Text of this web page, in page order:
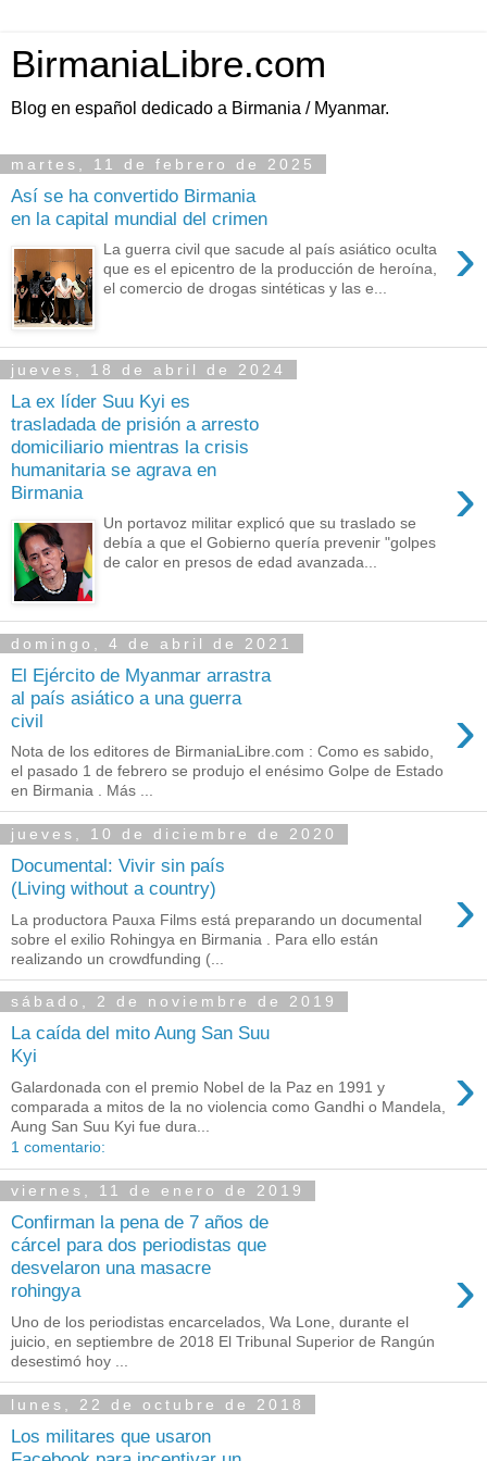
BirmaniaLibre.com
Blog en español dedicado a Birmania / Myanmar.
martes, 11 de febrero de 2025
Así se ha convertido Birmania
en la capital mundial del crimen
›
La guerra civil que sacude al país asiático oculta
que es el epicentro de la producción de heroína,
el comercio de drogas sintéticas y las e...
jueves, 18 de abril de 2024
La ex líder Suu Kyi es
trasladada de prisión a arresto
domiciliario mientras la crisis
humanitaria se agrava en
Birmania
›
Un portavoz militar explicó que su traslado se
debía a que el Gobierno quería prevenir "golpes
de calor en presos de edad avanzada...
domingo, 4 de abril de 2021
El Ejército de Myanmar arrastra
al país asiático a una guerra
civil
›
Nota de los editores de BirmaniaLibre.com : Como es sabido,
el pasado 1 de febrero se produjo el enésimo Golpe de Estado
en Birmania . Más ...
jueves, 10 de diciembre de 2020
Documental: Vivir sin país
(Living without a country)
›
La productora Pauxa Films está preparando un documental
sobre el exilio Rohingya en Birmania . Para ello están
realizando un crowdfunding (...
sábado, 2 de noviembre de 2019
La caída del mito Aung San Suu
Kyi
›
Galardonada con el premio Nobel de la Paz en 1991 y
comparada a mitos de la no violencia como Gandhi o Mandela,
Aung San Suu Kyi fue dura...
1 comentario:
viernes, 11 de enero de 2019
Confirman la pena de 7 años de
cárcel para dos periodistas que
desvelaron una masacre
rohingya
›
Uno de los periodistas encarcelados, Wa Lone, durante el
juicio, en septiembre de 2018 El Tribunal Superior de Rangún
desestimó hoy ...
lunes, 22 de octubre de 2018
Los militares que usaron